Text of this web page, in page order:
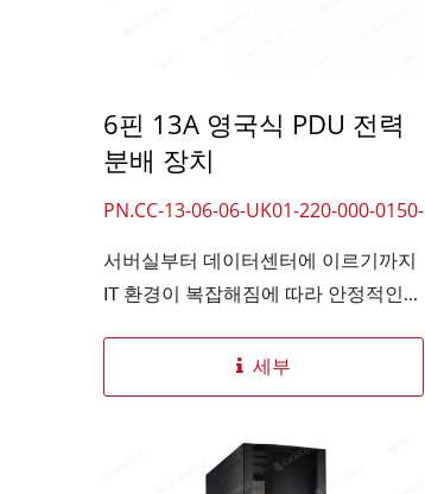
6핀 13A 영국식 PDU 전력
분배 장치
PN.CC-13-06-06-UK01-220-000-0150-
서버실부터 데이터센터에 이르기까지
IT 환경이 복잡해짐에 따라 안정적인...
세부